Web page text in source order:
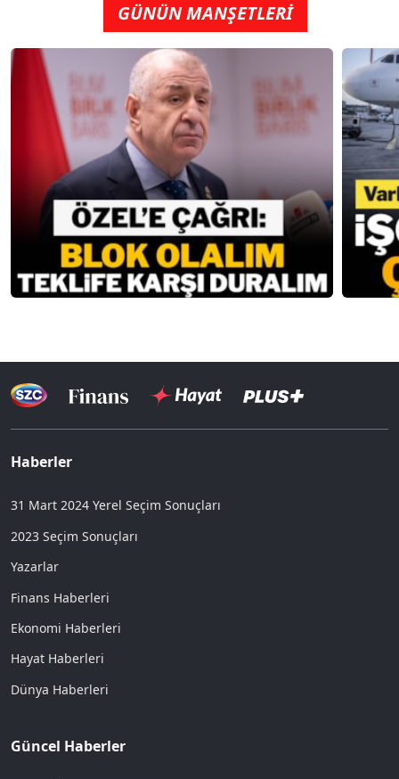
GÜNÜN MANŞETLERİ
Haberler
31 Mart 2024 Yerel Seçim Sonuçları
2023 Seçim Sonuçları
Yazarlar
Finans Haberleri
Ekonomi Haberleri
Hayat Haberleri
Dünya Haberleri
Güncel Haberler